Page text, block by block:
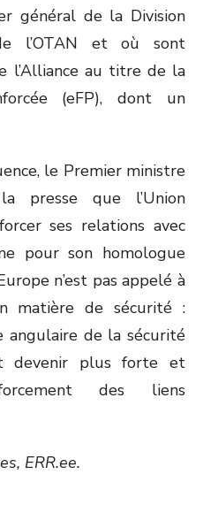
général de la Division
l’OTAN et où sont
l’Alliance au titre de la
(eFP), dont un
le Premier ministre
presse que l’Union
ses relations avec
pour son homologue
n’est pas appelé à
matière de sécurité :
angulaire de la sécurité
devenir plus forte et
des liens
ERR.ee.